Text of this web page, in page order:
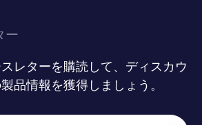
ー
レターを購読して、ディスカウ
品情報を獲得しましょう。